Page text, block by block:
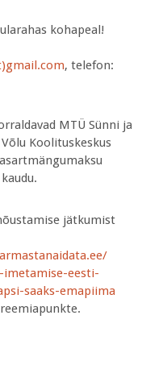
kohapeal!
, telefon:
MTÜ Sünni ja
Koolituskeskus
jätkumist
imetamise-eesti-
saaks-emapiima